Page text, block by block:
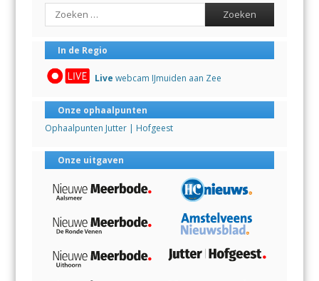
Search
In de Regio
Live webcam IJmuiden aan Zee
Onze ophaalpunten
Ophaalpunten Jutter | Hofgeest
Onze uitgaven